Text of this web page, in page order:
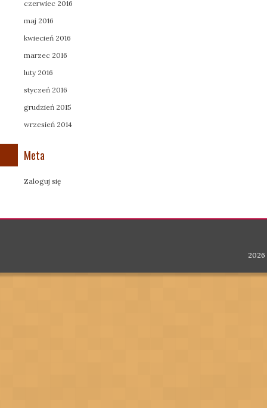
czerwiec 2016
maj 2016
kwiecień 2016
marzec 2016
luty 2016
styczeń 2016
grudzień 2015
wrzesień 2014
Meta
Zaloguj się
2026